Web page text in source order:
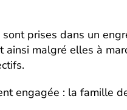
prises dans un
malgré elles à
engagée : la famille